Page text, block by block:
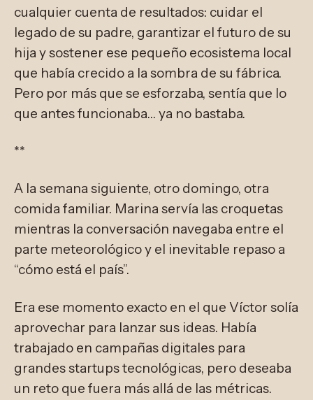
cualquier cuenta de resultados: cuidar el
legado de su padre, garantizar el futuro de su
hija y sostener ese pequeño ecosistema local
que había crecido a la sombra de su fábrica.
Pero por más que se esforzaba, sentía que lo
que antes funcionaba… ya no bastaba.
**
A la semana siguiente, otro domingo, otra
comida familiar. Marina servía las croquetas
mientras la conversación navegaba entre el
parte meteorológico y el inevitable repaso a
“cómo está el país”.
Era ese momento exacto en el que Víctor solía
aprovechar para lanzar sus ideas. Había
trabajado en campañas digitales para
grandes startups tecnológicas, pero deseaba
un reto que fuera más allá de las métricas.